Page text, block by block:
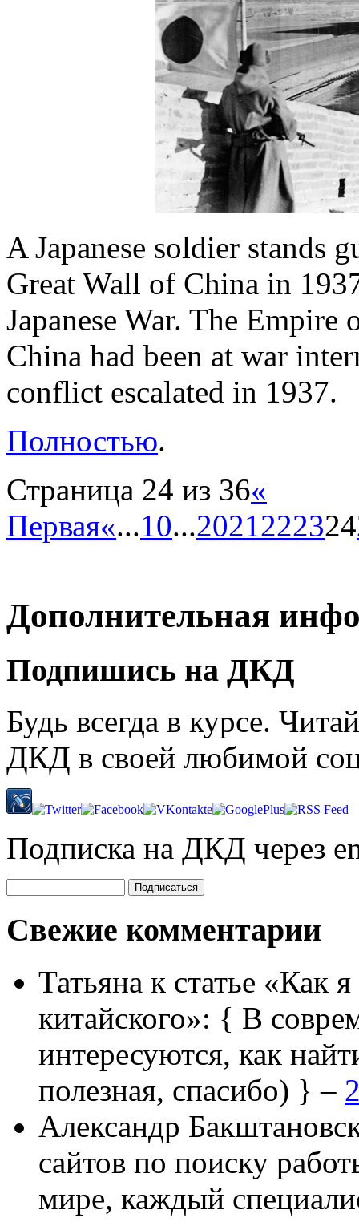
A Japanese soldier stands
Great Wall of China in
Japanese War. The
China had been at war
conflict escalated in 1937.
Полностью.
Страница 24 из 36«
Первая«...10...2021222324
Дополнительная
Подпишись на ДКД
Будь всегда в курсе.
ДКД в своей любимой
Подписка на ДКД через
Свежие комментарии
Татьяна к статье «Как
китайского»: { В
интересуются, как
полезная, спасибо) } –
Александр
сайтов по поиску
мире, каждый